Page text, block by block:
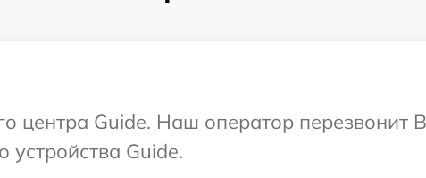
центра Guide. Наш оператор перезвонит
устройства Guide.